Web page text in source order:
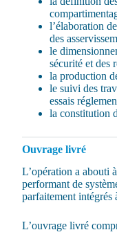
l’élaboration
des
le
sécurité et des
la production
le suivi des
essais
la constitution
Ouvrage livré
L’opération a abouti
performant de
parfaitement intégrés
L’ouvrage livré